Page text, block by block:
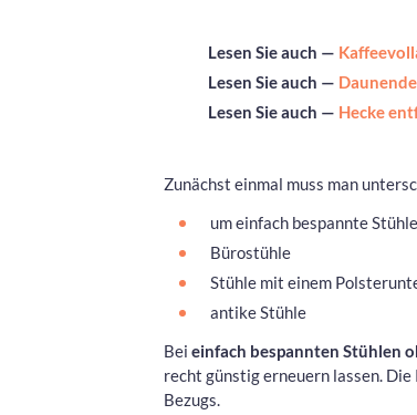
Lesen Sie auch —
Lesen Sie auch —
Lesen Sie auch — Hecke
Zunächst einmal muss man
um einfach bespannte
Bürostühle
Stühle mit einem
antike Stühle
Bei einfach bespannten Stühlen
recht günstig erneuern lassen. Die
Bezugs.